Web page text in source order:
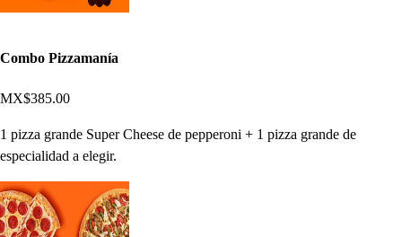
Combo Pizzamanía
MX$385.00
1 pizza grande Super Cheese de pepperoni + 1 pizza grande de
especialidad a elegir.